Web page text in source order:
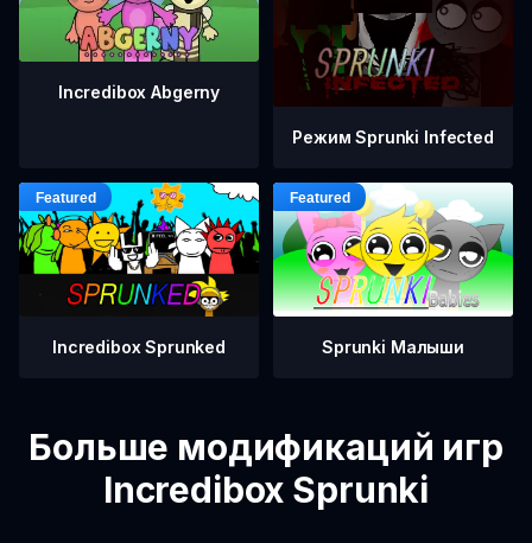
Incredibox Abgerny
Режим Sprunki Infected
Incredibox Sprunked Sprunki Малыши
Больше модификаций игр
Incredibox Sprunki